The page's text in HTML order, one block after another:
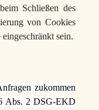
Schließen des
von Cookies
sein.
zukommen
Abs. 2 DSG-EKD